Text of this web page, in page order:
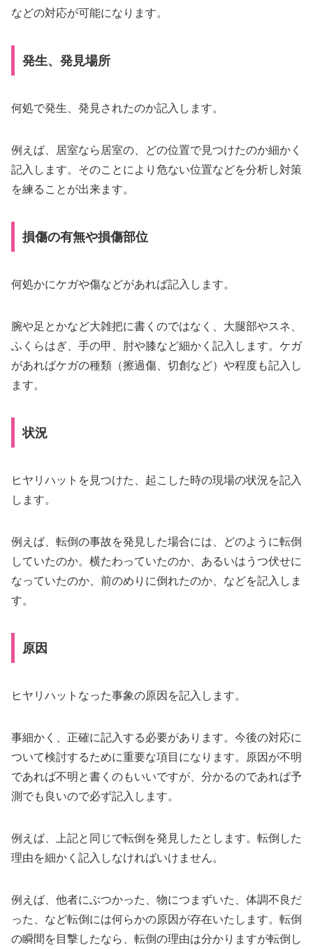
などの対応が可能になります。
発生、発見場所
何処で発生、発見されたのか記入します。
例えば、居室なら居室の、どの位置で見つけたのか細かく
記入します。そのことにより危ない位置などを分析し対策
を練ることが出来ます。
損傷の有無や損傷部位
何処かにケガや傷などがあれば記入します。
腕や足とかなど大雑把に書くのではなく、大腿部やスネ、
ふくらはぎ、手の甲、肘や膝など細かく記入します。ケガ
があればケガの種類（擦過傷、切創など）や程度も記入し
ます。
状況
ヒヤリハットを見つけた、起こした時の現場の状況を記入
します。
例えば、転倒の事故を発見した場合には、どのように転倒
していたのか。横たわっていたのか、あるいはうつ伏せに
なっていたのか、前のめりに倒れたのか、などを記入しま
す。
原因
ヒヤリハットなった事象の原因を記入します。
事細かく、正確に記入する必要があります。今後の対応に
ついて検討するために重要な項目になります。原因が不明
であれば不明と書くのもいいですが、分かるのであれば予
測でも良いので必ず記入します。
例えば、上記と同じで転倒を発見したとします。転倒した
理由を細かく記入しなければいけません。
例えば、他者にぶつかった、物につまずいた、体調不良だ
った、など転倒には何らかの原因が存在いたします。転倒
の瞬間を目撃したなら、転倒の理由は分かりますが転倒し